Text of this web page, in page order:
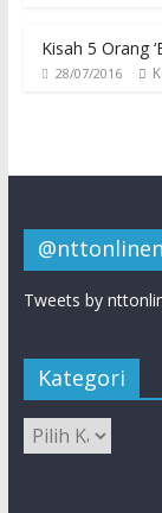
Kisah 5 Orang
28/07/2016
Tweets by
Kategori